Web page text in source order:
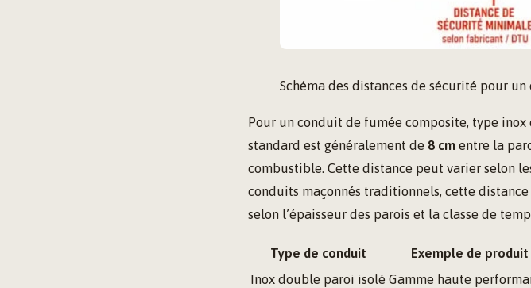
Schéma des distances de sécurité pour
Pour un conduit de fumée composite, type
standard est généralement de 8 cm entre la
combustible. Cette distance peut varier selon
conduits maçonnés traditionnels, cette
selon l’épaisseur des parois et la classe de
Type de conduit Exemple de produit
Inox double paroi isolé Gamme haute